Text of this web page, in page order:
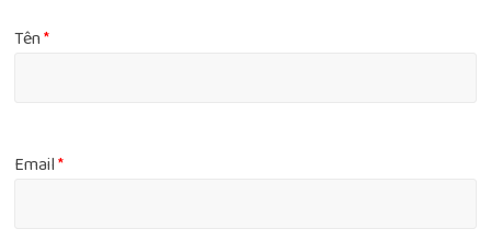
Tên*
Email*